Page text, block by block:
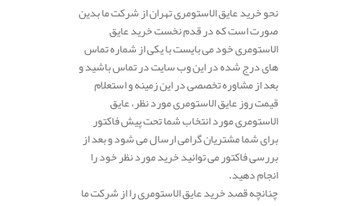
نحو خرید عایق الاستومری تهران از شرکت ما بدین
صورت است که در قدم نخست خرید عایق
الاستومری خود می بایست با یکی از شماره تماس
های درج شده در این وب سایت در تماس باشید و
بعد از مشاوره تخصصی در این زمینه و استعلام
قیمت روز عایق الاستومری مورد نظر، عایق
الاستومری مورد انتخاب شما تحت پیش فاکتور
برای شما مشتریان گرامی ارسال می شود و بعد از
بررسی فاکتور می توانید خرید مورد نظر خود را
انجام دهید.
چنانچه قصد خرید عایق الاستومری را از شرکت ما